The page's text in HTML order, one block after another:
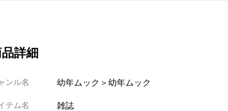
詳細
ンル名 幼年ムック＞幼年ムック
テム名 雑誌